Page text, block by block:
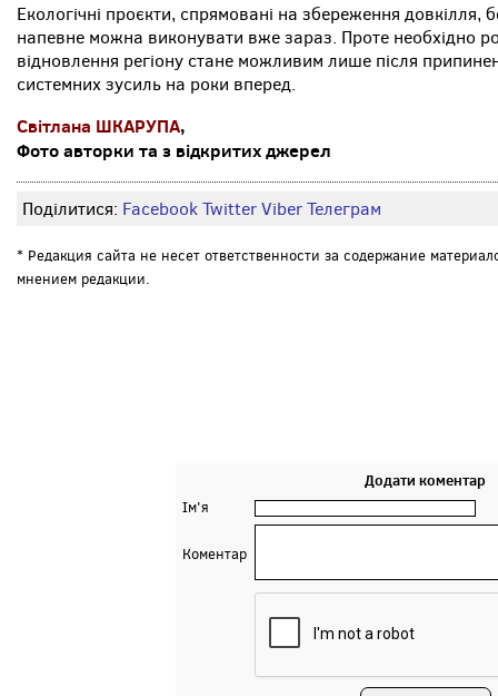
Екологічні проєкти, спрямовані на збереження довкілля,
напевне можна виконувати вже зараз. Проте необхідно
відновлення регіону стане можливим лише після
системних зусиль на роки вперед.
Світлана ШКАРУПА,
Фото авторки та з відкритих джерел
Поділитися: FacebookTwitterViberТелеграм
* Редакция сайта не несет ответственности за содержание
мнением редакции.
Додати коментар
Ім'я
Коментар